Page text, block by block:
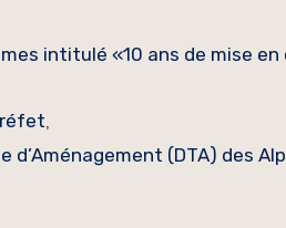
intitulé «10 ans de mise en
,
d’Aménagement (DTA) des